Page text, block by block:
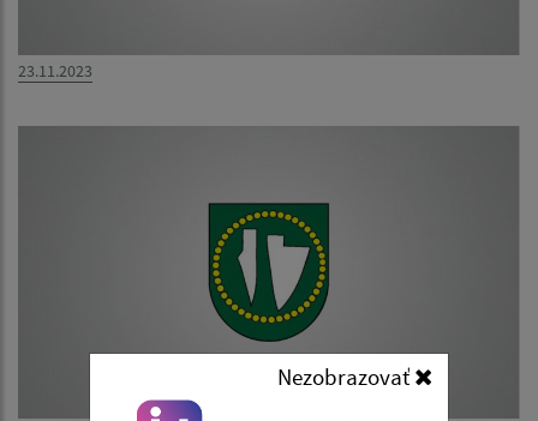
23.11.2023
Nezobrazovať